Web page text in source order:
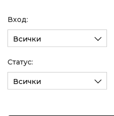
Вход:
Всички
Статус:
Всички